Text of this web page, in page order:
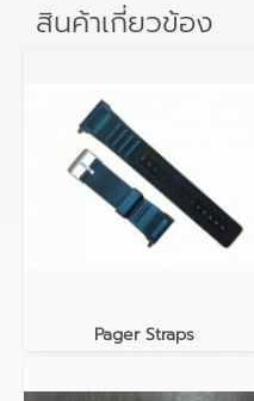
สินค้าเกี่ยวข้อง
Pager Straps